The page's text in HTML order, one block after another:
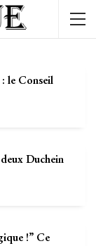
le Conseil
Duchein
!” Ce